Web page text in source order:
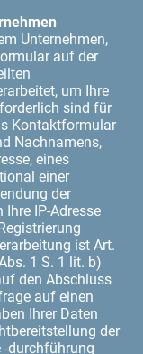
Unternehmen,
auf der
um Ihre
sind für
Kontaktformular
Nachnamens,
eines
einer
der
IP-Adresse
ist Art.
1 S. 1 lit. b)
den Abschluss
auf einen
Ihrer Daten
der
-durchführung